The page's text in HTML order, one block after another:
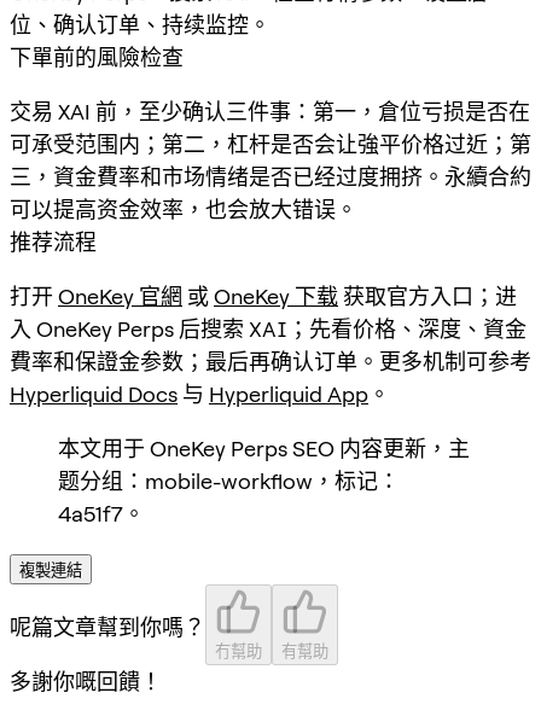
位、确认订单、持续监控。
下單前的風險检查
交易 XAI 前，至少确认三件事：第一，倉位亏损是否在
可承受范围内；第二，杠杆是否会让強平价格过近；第
三，資金費率和市场情绪是否已经过度拥挤。永續合約
可以提高资金效率，也会放大错误。
推荐流程
打开 OneKey 官網 或OneKey 下载 获取官方入口；进
入 OneKey Perps 后搜索 XAI ；先看价格、深度、資金
費率和保證金参数；最后再确认订单。更多机制可参考
Hyperliquid Docs 与 Hyperliquid App 。
本文用于 OneKey Perps SEO 内容更新，主
题分组：mobile-workflow，标记：
4a51f7。
複製連結
呢篇文章幫到你嗎？
冇幫助 有幫助
多謝你嘅回饋！